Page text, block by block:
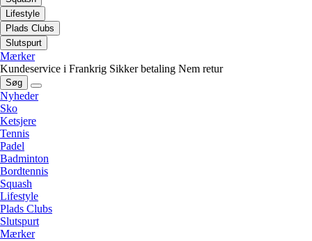
Lifestyle
Plads Clubs
Slutspurt
Mærker
Kundeservice i Frankrig Sikker betaling Nem retur
Søg
Nyheder
Sko
Ketsjere
Tennis
Padel
Badminton
Bordtennis
Squash
Lifestyle
Plads Clubs
Slutspurt
Mærker